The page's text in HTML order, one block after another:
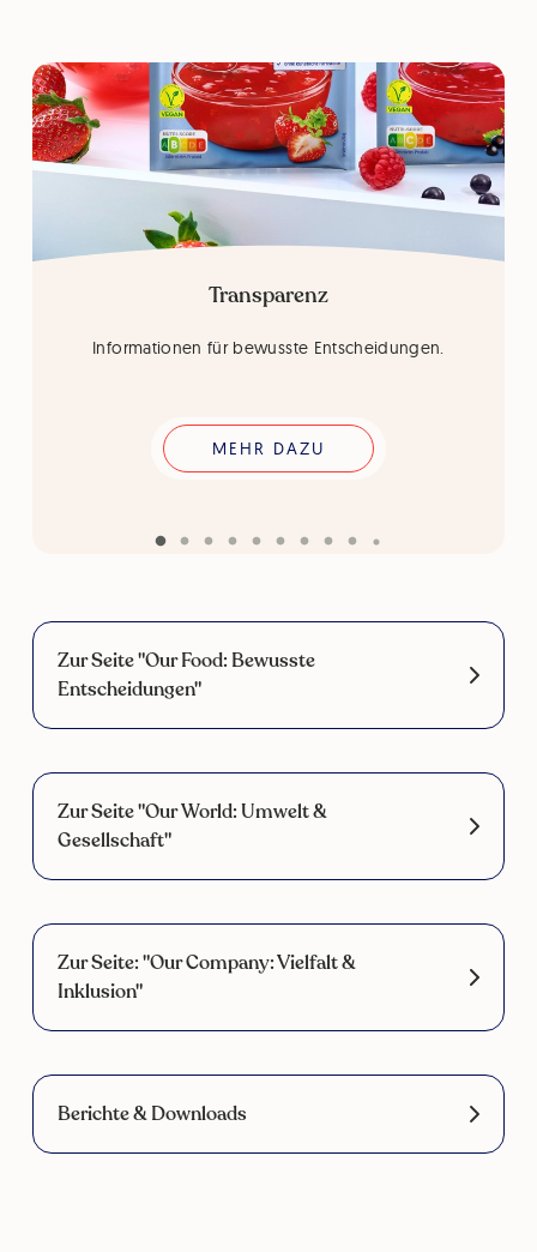
Transparenz
Informationen für bewusste Entscheidungen.
MEHR DAZU
MEHR DAZU
Zur Seite "Our Food: Bewusste
Entscheidungen"
Zur Seite "Our World: Umwelt &
Gesellschaft"
Zur Seite: "Our Company: Vielfalt &
Inklusion"
Berichte & Downloads